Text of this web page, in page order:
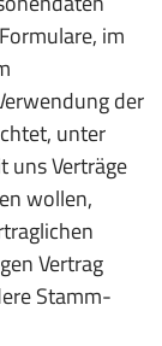
im
der
unter
uns Verträge
wollen,
Vertrag
Stamm-